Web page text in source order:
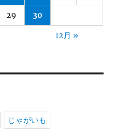
29 30
12月 »
じゃがいも